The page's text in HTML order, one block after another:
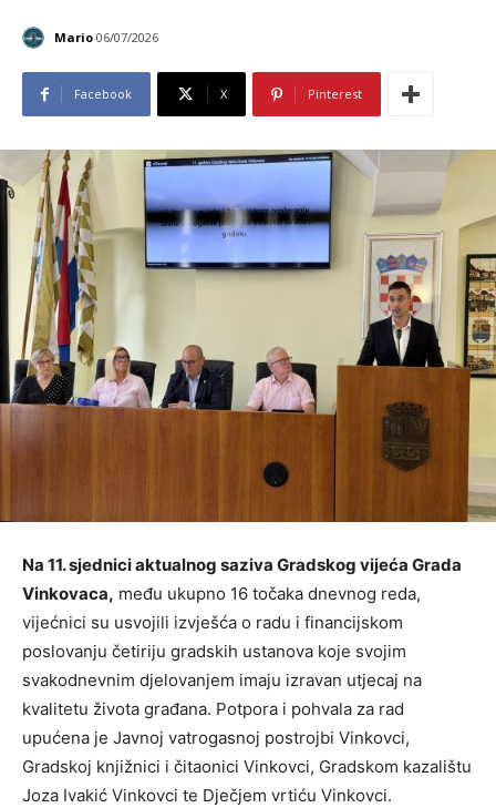
Mario 06/07/2026
Facebook X Pinterest
Na 11. sjednici aktualnog saziva Gradskog vijeća Grada
Vinkovaca, među ukupno 16 točaka dnevnog reda,
vijećnici su usvojili izvješća o radu i financijskom
poslovanju četiriju gradskih ustanova koje svojim
svakodnevnim djelovanjem imaju izravan utjecaj na
kvalitetu života građana. Potpora i pohvala za rad
upućena je Javnoj vatrogasnoj postrojbi Vinkovci,
Gradskoj knjižnici i čitaonici Vinkovci, Gradskom kazalištu
Joza Ivakić Vinkovci te Dječjem vrtiću Vinkovci.